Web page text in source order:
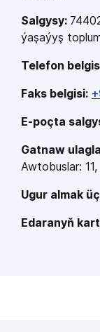
Salgysy:
ýaşaýyş
Telefon
Faks belgisi:
E-poçta
Gatnaw
Awtobuslar: 11,
Ugur almak
Edaranyň